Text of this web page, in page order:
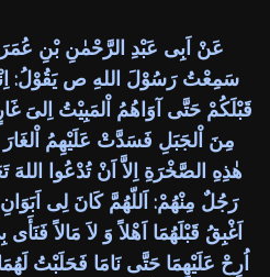
عَنْ اَبِى عَبْدِ الرَّحْمٰنِ بْنِ
سَمِعْتُ رَسُوْلَ اللهِ ص يَقُوْلُ:
قَبْلَكُمْ حَتَّى آوَاهُمُ اْلمَبِيْتُ اِلىَ
مِنَ اْلجَبَلِ فَسَدَّتْ عَلَيْهِمُ اْلغَارَ
هٰذِهِ الصَّخْرَةِ اِلاَّ اَنْ تُدْعُوا اللهَ
رَجُلٌ مِنْهُمْ: اَللّهُمَّ كَانَ لِى
اَغْبِقُ قَبْلَهُمَا اَهْلاً وَ لاَ مَالاً
اُرِحْ عَلَيْهِمَا حَتَّى نَامَا فَحَلَبْتُ